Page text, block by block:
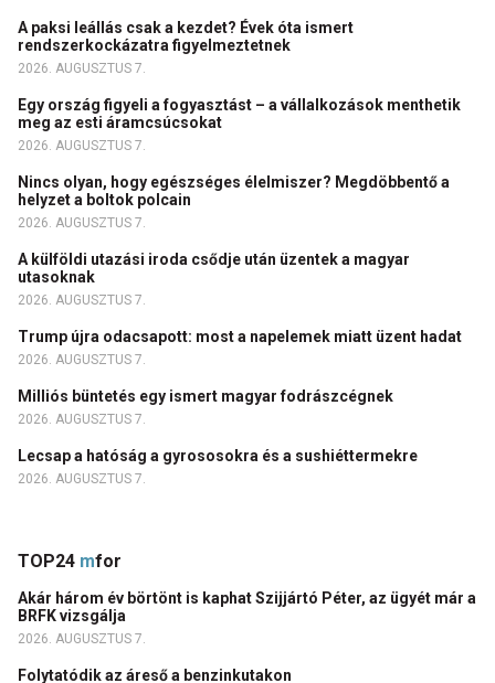
A paksi leállás csak a kezdet? Évek óta ismert
rendszerkockázatra figyelmeztetnek
2026. AUGUSZTUS 7.
Egy ország figyeli a fogyasztást – a vállalkozások menthetik
meg az esti áramcsúcsokat
2026. AUGUSZTUS 7.
Nincs olyan, hogy egészséges élelmiszer? Megdöbbentő a
helyzet a boltok polcain
2026. AUGUSZTUS 7.
A külföldi utazási iroda csődje után üzentek a magyar
utasoknak
2026. AUGUSZTUS 7.
Trump újra odacsapott: most a napelemek miatt üzent hadat
2026. AUGUSZTUS 7.
Milliós büntetés egy ismert magyar fodrászcégnek
2026. AUGUSZTUS 7.
Lecsap a hatóság a gyrososokra és a sushiéttermekre
2026. AUGUSZTUS 7.
TOP24 mfor
Akár három év börtönt is kaphat Szijjártó Péter, az ügyét már a
BRFK vizsgálja
2026. AUGUSZTUS 7.
Folytatódik az áreső a benzinkutakon